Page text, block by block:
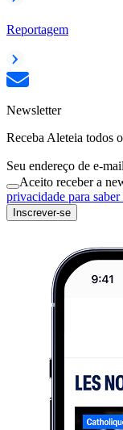
Reportagem
Newsletter
Receba Aleteia todos
Seu endereço de e-mail
Aceito receber a
privacidade para saber
Inscrever-se